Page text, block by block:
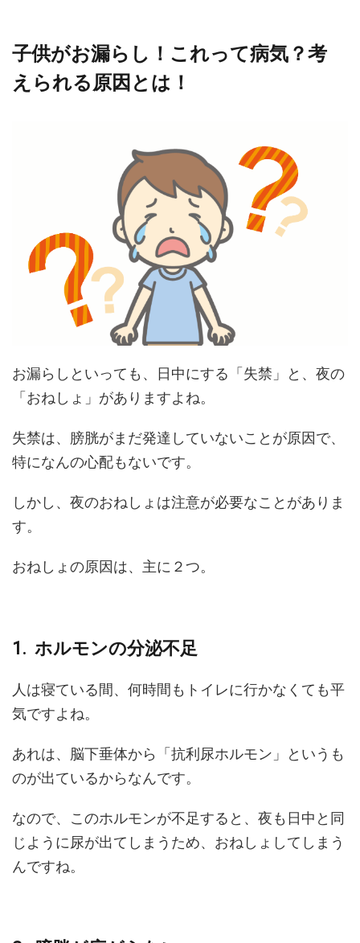
子供がお漏らし！これって病気？考
えられる原因とは！
お漏らしといっても、日中にする「失禁」と、夜の
「おねしょ」がありますよね。
失禁は、膀胱がまだ発達していないことが原因で、
特になんの心配もないです。
しかし、夜のおねしょは注意が必要なことがありま
す。
おねしょの原因は、主に２つ。
ホルモンの分泌不足
人は寝ている間、何時間もトイレに行かなくても平
気ですよね。
あれは、脳下垂体から「抗利尿ホルモン」というも
のが出ているからなんです。
なので、このホルモンが不足すると、夜も日中と同
じように尿が出てしまうため、おねしょしてしまう
んですね。